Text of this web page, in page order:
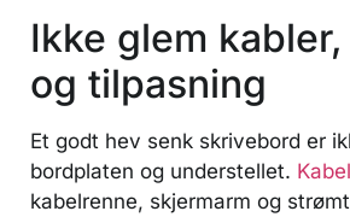
Ikke glem
og tilpasning
Et godt hev senk skrivebord er
bordplaten og understellet.
kabelrenne, skjermarm og